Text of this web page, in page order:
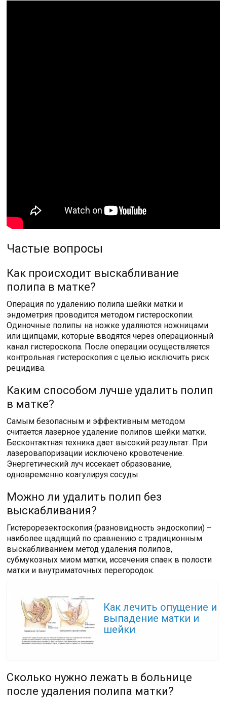
Частые вопросы
Как происходит выскабливание
полипа в матке?
Операция по удалению полипа шейки матки и
эндометрия проводится методом гистероскопии.
Одиночные полипы на ножке удаляются ножницами
или щипцами, которые вводятся через операционный
канал гистероскопа. После операции осуществляется
контрольная гистероскопия с целью исключить риск
рецидива.
Каким способом лучше удалить полип
в матке?
Самым безопасным и эффективным методом
считается лазерное удаление полипов шейки матки.
Бесконтактная техника дает высокий результат. При
лазеровапоризации исключено кровотечение.
Энергетический луч иссекает образование,
одновременно коагулируя сосуды.
Можно ли удалить полип без
выскабливания?
Гистерорезектоскопия (разновидность эндоскопии) –
наиболее щадящий по сравнению с традиционным
выскабливанием метод удаления полипов,
субмукозных миом матки, иссечения спаек в полости
матки и внутриматочных перегородок.
Как лечить опущение и
выпадение матки и
шейки
Сколько нужно лежать в больнице
после удаления полипа матки?